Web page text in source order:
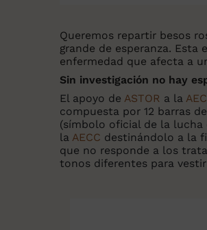
Queremos repartir besos
grande de esperanza.
enfermedad que afecta a
Sin investigación no hay
El apoyo de ASTOR a la
compuesta por 12 barras
(símbolo oficial de la lucha
la AECC destinándolo a la
que no responde a los
tonos diferentes para